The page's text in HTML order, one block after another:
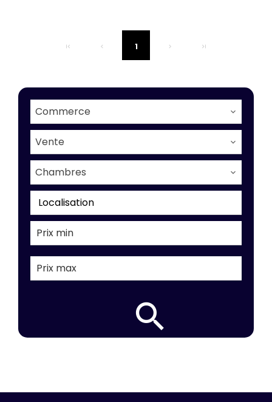
1
Commerce
Vente
Chambres
Localisation